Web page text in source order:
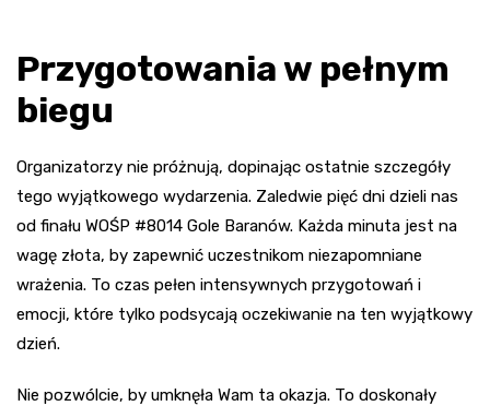
Przygotowania w pełnym
biegu
Organizatorzy nie próżnują, dopinając ostatnie szczegóły
tego wyjątkowego wydarzenia. Zaledwie pięć dni dzieli nas
od finału WOŚP #8014 Gole Baranów. Każda minuta jest na
wagę złota, by zapewnić uczestnikom niezapomniane
wrażenia. To czas pełen intensywnych przygotowań i
emocji, które tylko podsycają oczekiwanie na ten wyjątkowy
dzień.
Nie pozwólcie, by umknęła Wam ta okazja. To doskonały